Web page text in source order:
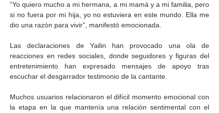
“Yo quiero mucho a mi hermana, a mi mamá y a mi familia, pero
si no fuera por mi hija, yo no estuviera en este mundo. Ella me
dio una razón para vivir”, manifestó emocionada.
Las declaraciones de Yailin han provocado una ola de
reacciones en redes sociales, donde seguidores y figuras del
entretenimiento han expresado mensajes de apoyo tras
escuchar el desgarrador testimonio de la cantante.
Muchos usuarios relacionaron el difícil momento emocional con
la etapa en la que mantenía una relación sentimental con el